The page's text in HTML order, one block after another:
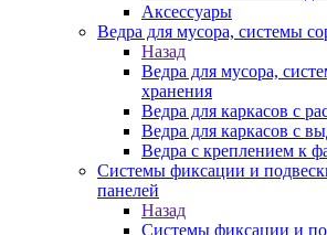
Аксессуары
Ведра для мусора, системы
Назад
Ведра для мусора,
хранения
Ведра для каркасов с
Ведра для каркасов с
Ведра с креплением к
Системы фиксации и
панелей
Назад
Системы фиксации и